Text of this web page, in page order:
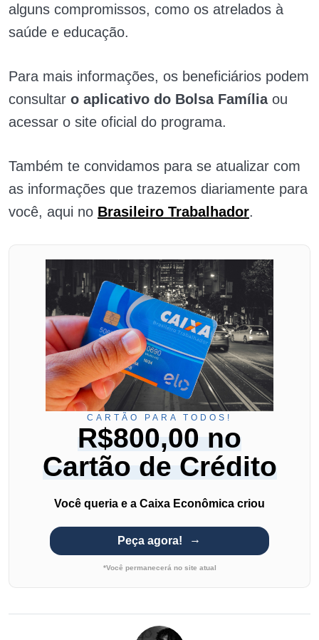
alguns compromissos, como os atrelados à
saúde e educação.
Para mais informações, os beneficiários podem
consultar o aplicativo do Bolsa Famíliaou
acessar o site oficial do programa.
Também te convidamos para se atualizar com
as informações que trazemos diariamente para
você, aqui no Brasileiro Trabalhador.
CARTÃO PARA TODOS!
R$800,00 no
Cartão de Crédito
Você queria e a Caixa Econômica criou
Peça agora!
*Você permanecerá no site atual